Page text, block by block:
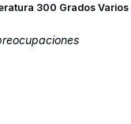
300 Grados